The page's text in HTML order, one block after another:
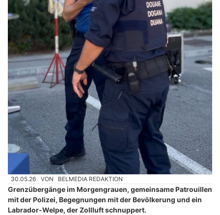
30.05.26 VON BELMEDIA REDAKTION
Grenzübergänge im Morgengrauen, gemeinsame Patrouillen
mit der Polizei, Begegnungen mit der Bevölkerung und ein
Labrador-Welpe, der Zollluft schnuppert.